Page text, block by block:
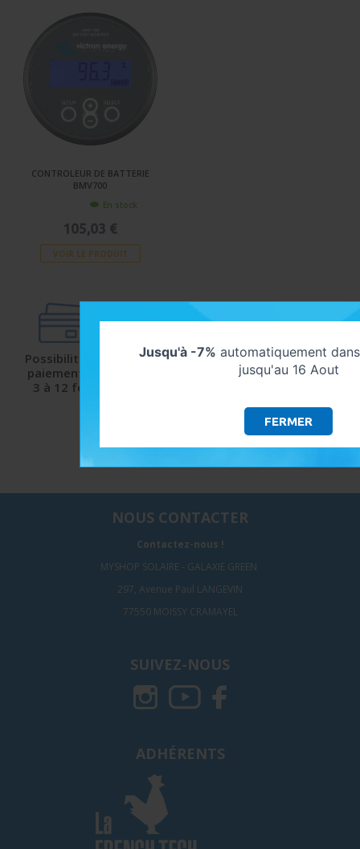
CONTROLEUR DE BATTERIE
BMV700
En stock
105,03 €
VOIR LE PRODUIT
Possibilité de
paiement de
3 à 12 fois
Livraison
Satisfaction
client
NOUS CONTACTER
Contactez-nous !
MYSHOP SOLAIRE - GALAXIE GREEN
297, Avenue Paul LANGEVIN
77550 MOISSY CRAMAYEL
SUIVEZ-NOUS
ADHÉRENTS
Jusqu'à -7% automatiquement
jusqu'au 16 Aout
FERMER